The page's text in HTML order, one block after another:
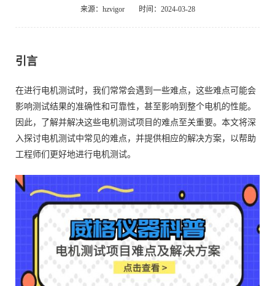
来源：hzvigor 时间：2024-03-28
引言
在进行电机测试时，我们常常会遇到一些难点，这些难点可能会
影响测试结果的准确性和可靠性，甚至影响到整个电机的性能。
因此，了解并解决这些电机测试项目的难点至关重要。本文将深
入探讨电机测试中常见的难点，并提供相应的解决方案，以帮助
工程师们更好地进行电机测试。